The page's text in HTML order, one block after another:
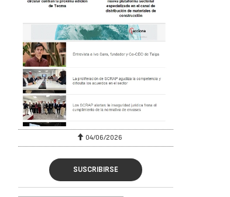
04/06/2026
SUSCRIBIRSE